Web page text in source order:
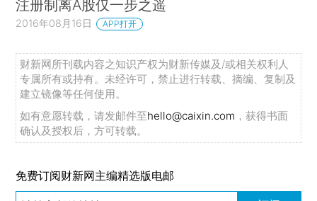
注册制离A股仅一步之遥
2016年08月16日 APP打开
财新网所刊载内容之知识产权为财新传媒及/或相关权利人
专属所有或持有。未经许可，禁止进行转载、摘编、复制及
建立镜像等任何使用。
如有意愿转载，请发邮件至hello@caixin.com ，获得书面
确认及授权后，方可转载。
免费订阅财新网主编精选版电邮